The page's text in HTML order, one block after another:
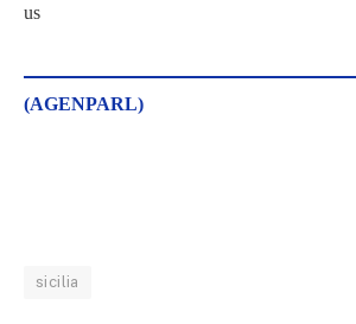
us
(AGENPARL)
sicilia